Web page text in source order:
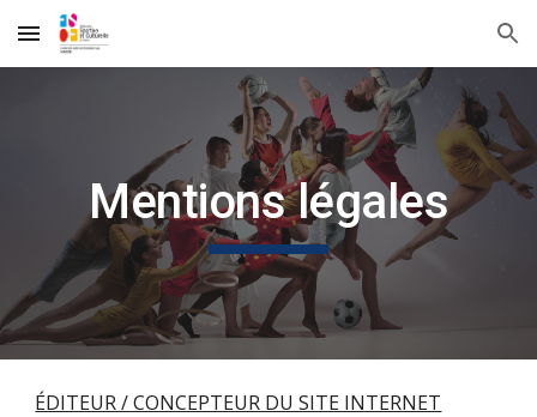
Skip to main content Skip to navigation
Mentions légales
ÉDITEUR / CONCEPTEUR DU SITE INTERNET